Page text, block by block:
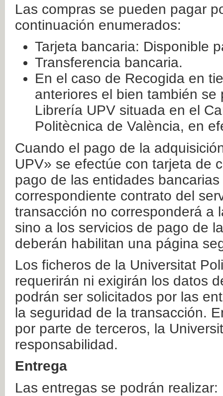
Las compras se pueden pagar
continuación enumerados:
Tarjeta bancaria: Disponible
Transferencia bancaria.
En el caso de Recogida en
anteriores el bien también
Librería UPV situada en el
Politècnica de València, en
Cuando el pago de la
UPV» se efectúe con tarjeta de
pago de las entidades
correspondiente contrato del
transacción no corresponderá a
sino a los servicios de pago de
deberán habilitan una página
Los ficheros de la Universitat
requerirán ni exigirán los datos
podrán ser solicitados por las
la seguridad de la transacción.
por parte de terceros, la
responsabilidad.
Entrega
Las entregas se podrán realizar: